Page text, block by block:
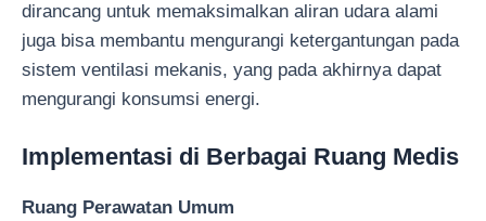
dirancang untuk memaksimalkan aliran udara alami
juga bisa membantu mengurangi ketergantungan pada
sistem ventilasi mekanis, yang pada akhirnya dapat
mengurangi konsumsi energi.
Implementasi di Berbagai Ruang Medis
Ruang Perawatan Umum